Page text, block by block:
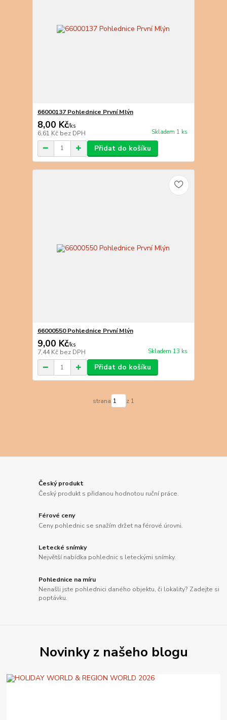
66000137 Pohlednice První Mlýn
8,00 Kč/ks
6,61 Kč bez DPH Skladem 1 ks
Přidat do košíku
66000550 Pohlednice První Mlýn
9,00 Kč/ks
7,44 Kč bez DPH Skladem 13 ks
Přidat do košíku
strana z 1
Český produkt
Český produkt s přidanou hodnotou ruční práce.
Férové ceny
Ceny pohlednic se snažím držet na férové úrovni.
Letecké snímky
Největší nabídka pohlednic s leteckými snímky.
Pohlednice na míru
Nenašli jste pohlednici daného objektu, či lokality? Zadejte si
poptávku.
Novinky z našeho blogu